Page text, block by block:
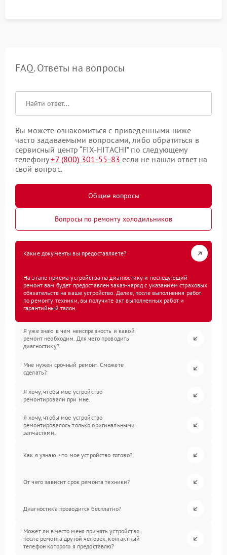
FAQ. Ответы на вопросы
Вы можете ознакомиться с приведенными ниже
часто задаваемыми вопросами, либо обратиться в
сервисный центр “FIX-HITACHI” по следующему
телефону+7 (800) 301-55-83 если не нашли ответ на
свой вопрос.
Общие вопросы
Вопросы по ремонту холодильников
Какие документы вы предоставляете?
На этапе приема устройства на диагностику и последующий
ремонт вам будет предоставлен заказ-наряд с указанием страховых
обязательств на ваше устройство. Далее, после выполнения работ
по ремонту техники, вы получите акт выполненных работ и
гарантийный талон.
Я уже знаю в чем неисправность и какой
ремонт необходим. Для чего проводить
диагностику?
Мне нужен срочный ремонт. Сможете
сделать?
Я хочу, чтобы мое устройство
ремонтировали при мне.
Я хочу, чтобы мое устройство
ремонтировалось только оригинальными
запчастями.
Как я узнаю, что мое устройство готово?
От чего зависит срок ремонта техники?
Диагностика проводится бесплатно?
Может ли вместо меня принять устройство
после ремонта другой человек, контактный
телефон которого я предоставлю?